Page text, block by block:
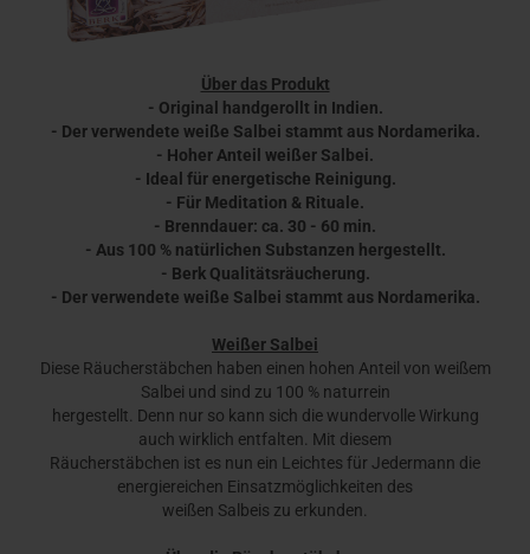
Über das Produkt
- Original handgerollt in Indien.
- Der verwendete weiße Salbei stammt aus Nordamerika.
- Hoher Anteil weißer Salbei.
- Ideal für energetische Reinigung.
- Für Meditation & Rituale.
- Brenndauer: ca. 30 - 60 min.
- Aus 100 % natürlichen Substanzen hergestellt.
- Berk Qualitätsräucherung.
- Der verwendete weiße Salbei stammt aus Nordamerika.
Weißer Salbei
Diese Räucherstäbchen haben einen hohen Anteil von weißem
Salbei und sind zu 100 % naturrein
hergestellt. Denn nur so kann sich die wundervolle Wirkung
auch wirklich entfalten. Mit diesem
Räucherstäbchen ist es nun ein Leichtes für Jedermann die
energiereichen Einsatzmöglichkeiten des
weißen Salbeis zu erkunden.